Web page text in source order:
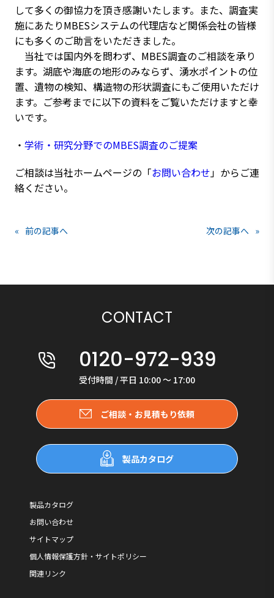
して多くの御協力を頂き感謝いたします。また、調査実
施にあたりMBESシステムの代理店など関係会社の皆様
にも多くのご助言をいただきました。
当社では国内外を問わず、MBES調査のご相談を承り
ます。湖底や海底の地形のみならず、湧水ポイントの位
置、遺物の検知、構造物の形状調査にもご使用いただけ
ます。ご参考までに以下の資料をご覧いただけますと幸
いです。
・ 学術・研究分野でのMBES調査のご提案
ご相談は当社ホームページの「お問い合わせ 」からご連
絡ください。
« 前の記事へ 次の記事へ »
CONTACT
0120-972-939
受付時間 / 平日 10:00 〜 17:00
ご相談・お見積もり依頼
製品カタログ
製品カタログ
お問い合わせ
サイトマップ
個人情報保護方針・サイトポリシー
関連リンク